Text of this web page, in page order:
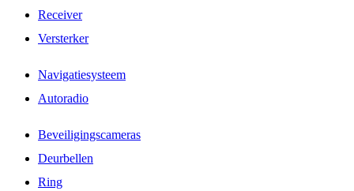
Receiver
Versterker
Navigatiesysteem
Autoradio
Beveiligingscameras
Deurbellen
Ring